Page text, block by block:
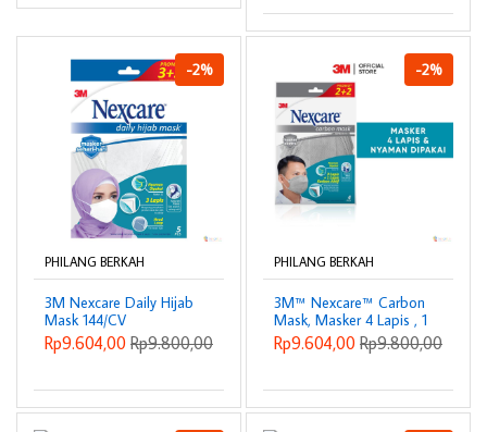
-2%
PHILANG BERKAH
3M Nexcare Daily Hijab
Mask 144/CV
Rp9.604,00 Rp9.800,00
-2%
PHILANG BERKAH
3M™ Nexcare™ Carbon
Mask, Masker 4 Lapis , 1
pak, Untuk gejala sakit
Rp9.604,00 Rp9.800,00